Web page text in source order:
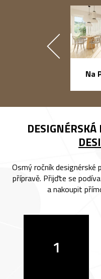
Na
Osmý ročník designérské
přípravě. Přijďte se
a nakoupit
1